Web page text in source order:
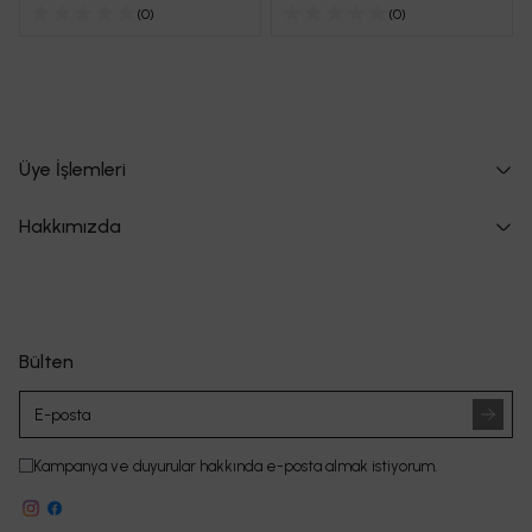
(0)
(0)
Üye İşlemleri
Hakkımızda
Bülten
Kampanya ve duyurular hakkında e-posta almak istiyorum.